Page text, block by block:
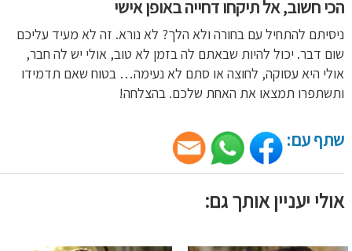
הכי חשוב, אל תיקחו דחייה באופן אישי
ניסיתם להתחיל עם בחורה ולא הלך? לא נורא. זה לא מעיד עליכם
שום דבר. יכול להיות שבאתם לה בזמן לא טוב, אולי יש לה חבר,
אולי היא עסוקה, לחוצה או סתם לא נעימה… בטוח שאם תדמידו
ותשתפרו תמצאו את האחת שלכם. בהצלחה!
שתף עם:
אולי יעניין אותך גם: